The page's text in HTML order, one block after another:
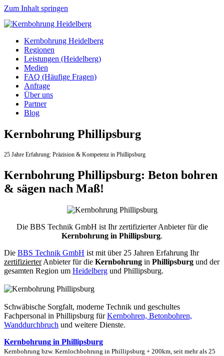
Zum Inhalt springen
Kernbohrung Heidelberg
Regionen
Leistungen (Heidelberg)
Medien
FAQ (Häufige Fragen)
Anfrage
Über uns
Partner
Blog
Kernbohrung Phillipsburg
25 Jahre Erfahrung: Präzision & Kompetenz in Phillipsburg
Kernbohrung Phillipsburg: Beton bohren
& sägen nach Maß!
Die BBS Technik GmbH ist Ihr zertifizierter Anbieter für die
Kernbohrung in Phillipsburg.
Die BBS Technik GmbH ist mit über 25 Jahren Erfahrung Ihr
zertifizierterAnbieter für die Kernbohrung in Phillipsburg und der
gesamten Region um Heidelberg und Phillipsburg.
Schwäbische Sorgfalt, moderne Technik und geschultes
Fachpersonal in Phillipsburg fürKernbohren, Betonbohren,
Wanddurchbruch und weitere Dienste.
Kernbohrung in Phillipsburg
Kernbohrung bzw. Kernlochbohrung in Phillipsburg + 200km, seit mehr als 25